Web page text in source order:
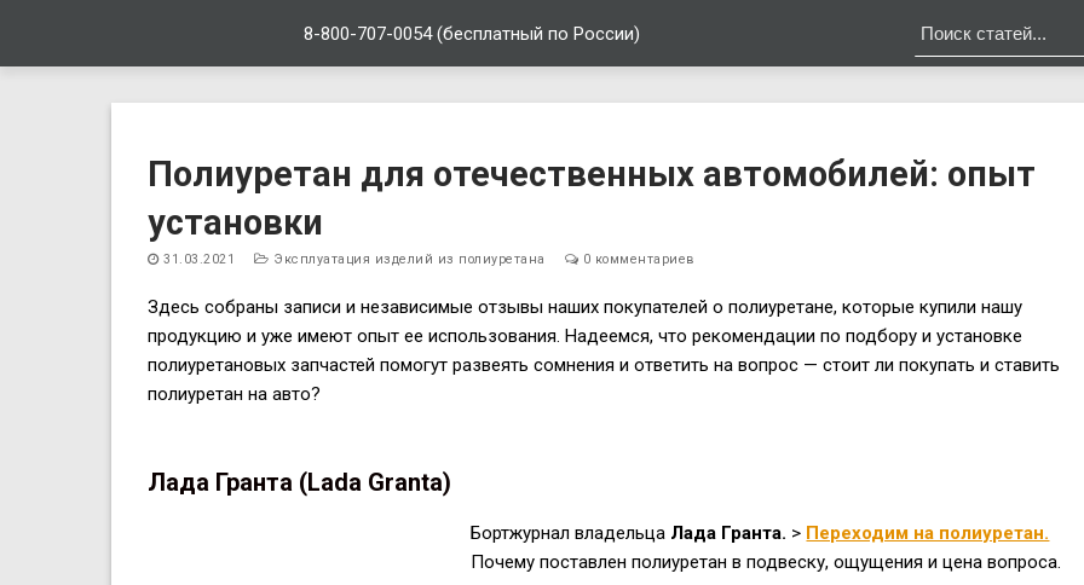
8-800-707-0054 (бесплатный по России)
содержимому
Полиуретан для отечественных автомобилей: опыт
установки
31.03.2021 Эксплуатация изделий из полиуретана 0 комментариев
Здесь собраны записи и независимые отзывы наших покупателей о полиуретане, которые купили нашу
продукцию и уже имеют опыт ее использования. Надеемся, что рекомендации по подбору и установке
полиуретановых запчастей помогут развеять сомнения и ответить на вопрос — стоит ли покупать и ставить
полиуретан на авто?
Лада Гранта (Lada Granta)
Бортжурнал владельца Лада Гранта. > Переходим на полиуретан.
Почему поставлен полиуретан в подвеску, ощущения и цена вопроса.